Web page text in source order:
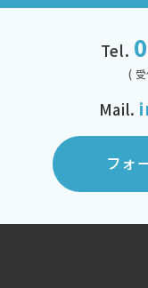
Tel.
(
Mail.
フォ